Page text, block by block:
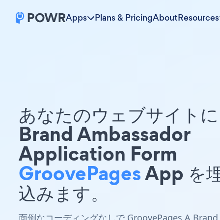
Apps Plans & PricingAboutResources
あなたのウェブサイト
Brand Ambassador
Application Form
GroovePagesApp を
込みます。
面倒なコーディングなしで GroovePages A Brand